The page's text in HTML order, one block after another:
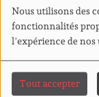
Nous utilisons des
fonctionnalités
l'expérience de nos
Tout accepter